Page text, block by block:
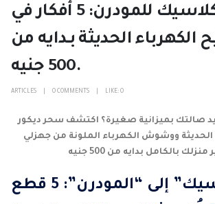
من الكلاسيك للمودرن: 5 أفكار في
الكهرباء الحديثة بـدايه من
500 جنيه.
ARTICLES 0 COMMENTS LIKE: 0
صالتك بميزانية صغيرة؟ اكتشف سحر ديكور
الحديثة ووشوش الكهرباء الملونة من جهزلي
من “الكلاسيك” إلى “المودرن”: 5 قطع